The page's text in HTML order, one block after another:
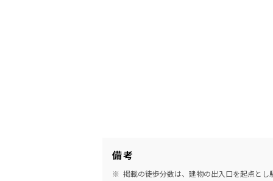
備考
掲載の徒歩分数は、建物の出入口を起点と